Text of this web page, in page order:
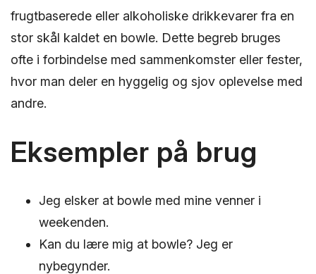
frugtbaserede eller alkoholiske drikkevarer fra en
stor skål kaldet en bowle. Dette begreb bruges
ofte i forbindelse med sammenkomster eller fester,
hvor man deler en hyggelig og sjov oplevelse med
andre.
Eksempler på brug
Jeg elsker at bowle med mine venner i
weekenden.
Kan du lære mig at bowle? Jeg er
nybegynder.